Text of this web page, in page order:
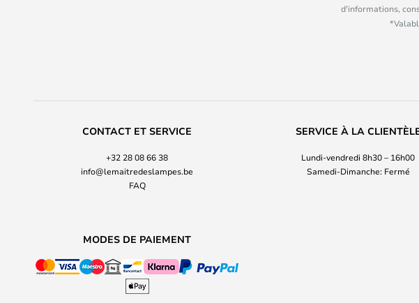
d'informations,
CONTACT ET SERVICE
+32 28 08 66 38
info@lemaitredeslampes.be
FAQ
SERVICE À LA
Lundi-vendredi 8h30 – 16h00
Samedi-Dimanche: Fermé
MODES DE PAIEMENT